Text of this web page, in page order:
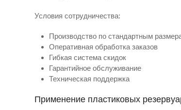
Условия сотрудничества:
Производство по стандартным
Оперативная обработка заказов
Гибкая система скидок
Гарантийное обслуживание
Техническая поддержка
Применение пластиковых